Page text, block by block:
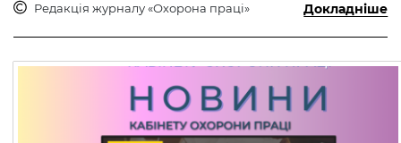
Редакція журналу «Охорона праці» Докладніше